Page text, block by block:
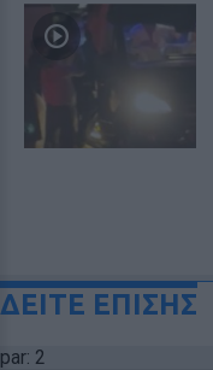
ΔΕΙΤΕ ΕΠΙΣΗΣ
par: 2